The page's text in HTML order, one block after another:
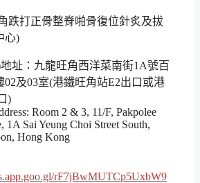
址：九龍旺角西洋菜南街1A號百
02及03室(港鐵旺角站E2出口或港
)
Room 2 & 3, 11/F, Pakpolee
1A Sai Yeung Choi Street South,
Hong Kong
rF7jBwMUTCp5UxbW9